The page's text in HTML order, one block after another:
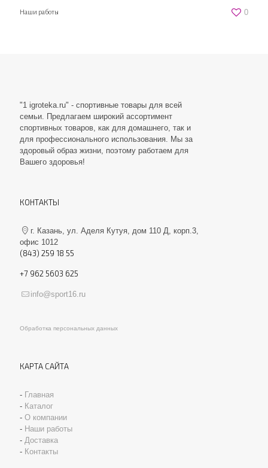
Наши работы 0
"1 igroteka.ru" - спортивные товары для всей
семьи. Предлагаем широкий ассортимент
спортивных товаров, как для домашнего, так и
для профессионального использования. Мы за
здоровый образ жизни, поэтому работаем для
Вашего здоровья!
КОНТАКТЫ
г. Казань, ул. Аделя Кутуя, дом 110 Д, корп.3,
офис 1012
(843) 259 18 55
+7 962 5603 625
info@sport16.ru
Обработка персональных данных
КАРТА САЙТА
- Главная
- Каталог
- О компании
- Наши работы
- Доставка
- Контакты